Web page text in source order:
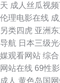
利黑料 肏屄视屏
一区 微拍福利
色网螥螥 色色五
天 成人丝瓜视
伦理电影在线
另类四虎 亚洲
导航 日本三级
媒观看网站 综
网站在线 69性
成人 黄色岛国